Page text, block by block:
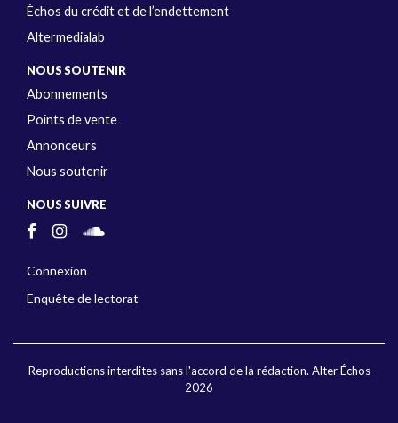
Échos du crédit et de l’endettement
Altermedialab
NOUS SOUTENIR
Abonnements
Points de vente
Annonceurs
Nous soutenir
NOUS SUIVRE
Connexion
Enquête de lectorat
Reproductions interdites sans l'accord de la rédaction. Alter Échos
2026